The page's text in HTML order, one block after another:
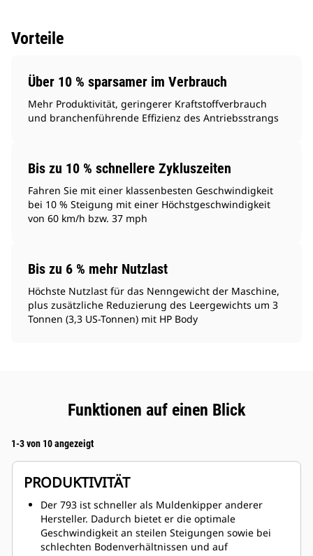
Vorteile
Über 10 % sparsamer im Verbrauch
Mehr Produktivität, geringerer Kraftstoffverbrauch
und branchenführende Effizienz des Antriebsstrangs
Bis zu 10 % schnellere Zykluszeiten
Fahren Sie mit einer klassenbesten Geschwindigkeit
bei 10 % Steigung mit einer Höchstgeschwindigkeit
von 60 km/h bzw. 37 mph
Bis zu 6 % mehr Nutzlast
Höchste Nutzlast für das Nenngewicht der Maschine,
plus zusätzliche Reduzierung des Leergewichts um 3
Tonnen (3,3 US-Tonnen) mit HP Body
Funktionen auf einen Blick
1-3 von 10 angezeigt
PRODUKTIVITÄT
Der 793 ist schneller als Muldenkipper anderer
Hersteller. Dadurch bietet er die optimale
Geschwindigkeit an steilen Steigungen sowie bei
schlechten Bodenverhältnissen und auf